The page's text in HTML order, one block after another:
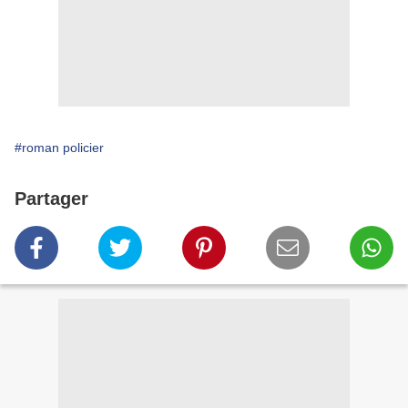
#roman policier
Partager